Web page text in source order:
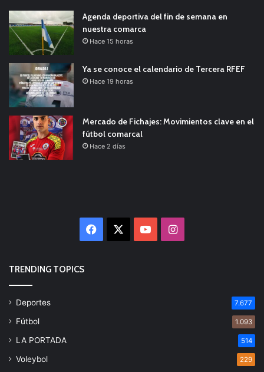
Agenda deportiva del fin de semana en
nuestra comarca
Hace 15 horas
Ya se conoce el calendario de Tercera RFEF
Hace 19 horas
Mercado de Fichajes: Movimientos clave en el
fútbol comarcal
Hace 2 días
Facebook YouTubeInstagram
TRENDING TOPICS
Deportes 7.677
Fútbol 1.093
LA PORTADA 514
Voleybol 229